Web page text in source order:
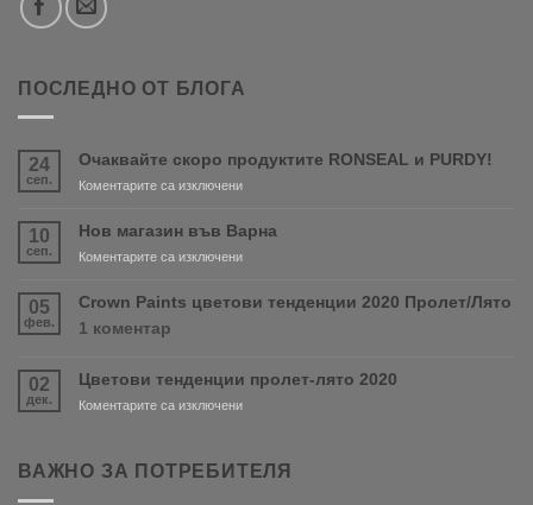
ПОСЛЕДНО ОТ БЛОГА
24
сеп.
Очаквайте скоро продуктите RONSEAL и PURDY!
Коментарите са изключениза
продуктите
RONSEAL
PURDY!
10
сеп.
Нов магазин във Варна
Коментарите са изключениза
05
фев.
Crown Paints цветови тенденции 2020 Пролет/Лято
1 коментар
цветови
тенденции
Лято
02
дек.
Цветови тенденции пролет-лято 2020
Коментарите са изключениза
пролет-
ВАЖНО ЗА ПОТРЕБИТЕЛЯ